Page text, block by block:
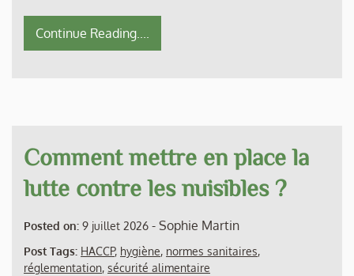
Continue Reading....
Comment mettre en place la
lutte contre les nuisibles ?
Posted on: 9 juillet 2026 - Sophie Martin
Post Tags: HACCP, hygiène, normes sanitaires,
réglementation, sécurité alimentaire